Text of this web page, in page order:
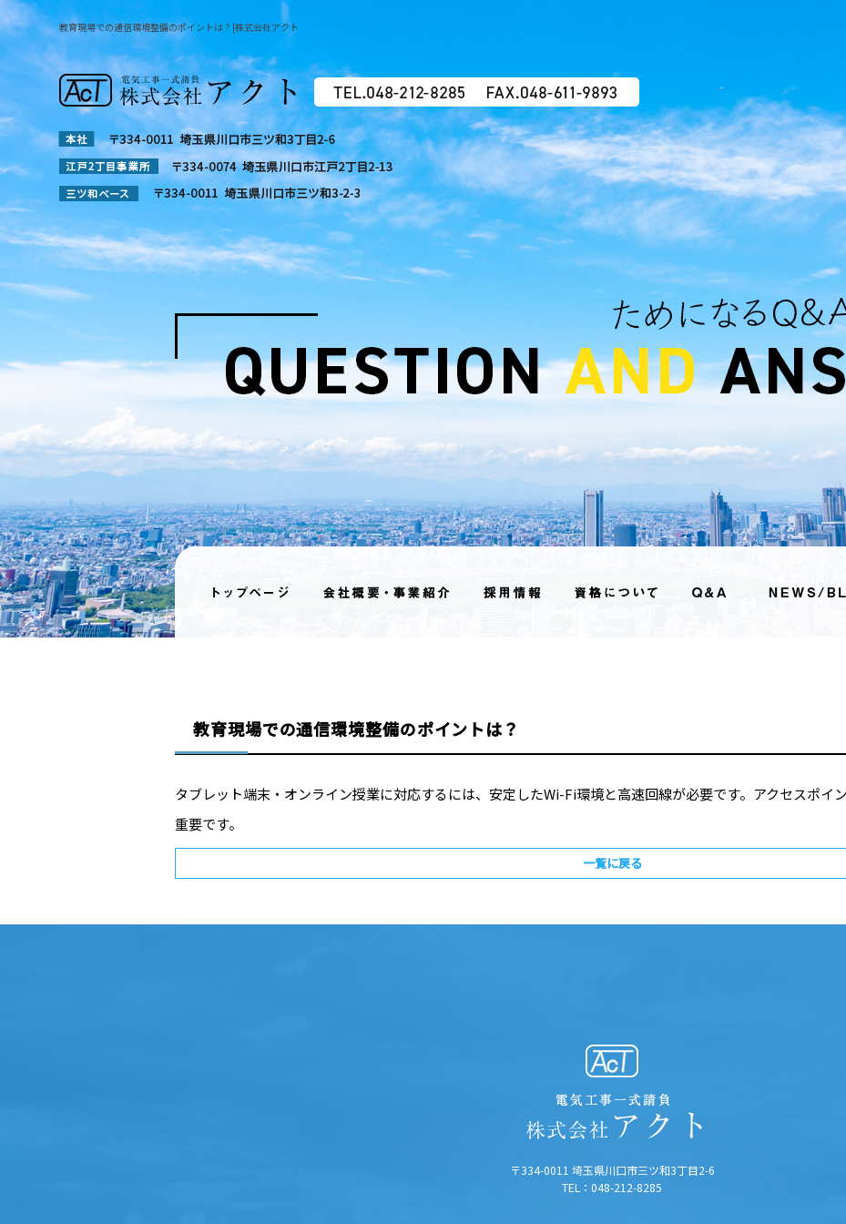
教育現場での通信環境整備のポイントは？|株式会社アクト
教育現場での通信環境整備のポイントは？
タブレット端末・オンライン授業に対応するには、安定したWi-Fi環境と高速回線が必要です。アクセスポイ
重要です。
一覧に戻る
〒334-0011 埼玉県川口市三ツ和3丁目2-6
TEL：048-212-8285